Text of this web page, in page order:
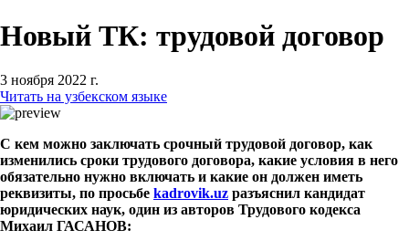
Новый ТК: трудовой договор
3 ноября 2022 г.
Читать на узбекском языке
С кем можно заключать срочный трудовой договор, как
изменились сроки трудового договора, какие условия в него
обязательно нужно включать и какие он должен иметь
реквизиты, по просьбе kadrovik.uz разъяснил кандидат
юридических наук, один из авторов Трудового кодекса
Михаил ГАСАНОВ: